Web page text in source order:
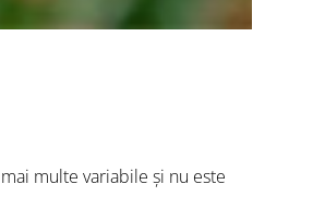
multe variabile și nu este